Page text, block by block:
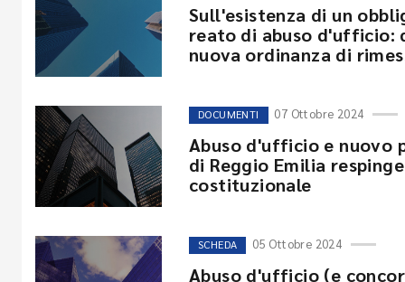
Sull'esistenza di un
reato di abuso d'ufficio:
nuova ordinanza di
DOCUMENTI 07 Ottobre 2024
Abuso d'ufficio e nuovo
di Reggio Emilia
costituzionale
SCHEDA 05 Ottobre 2024
Abuso d'ufficio (e